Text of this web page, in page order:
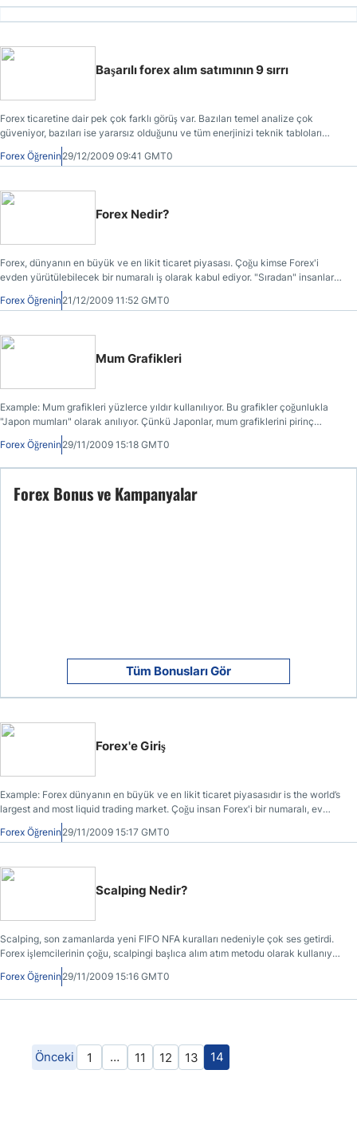
Başarılı forex alım satımının 9 sırrı
Forex ticaretine dair pek çok farklı görüş var. Bazıları temel analize çok
güveniyor, bazıları ise yararsız olduğunu ve tüm enerjinizi teknik tabloları
okumaya odaklamanız gerektiğini söylüyor. Bazı uzmanlar, forex piyasasında
size sunulan kaldıraçtan yararlanmanız gerektiğini, diğerleri ise kaldıraç ne
söylüyor. Aşağıda forex işlemcileri için evrensel geçerliliği olan birkaç tavsiye
bulabilirsiniz. Bu tavsiyelerin hepsi bir araya getirildiğinde tek bir can alıcı
prensip ortaya çıkıyor: Tarafsızlık.
Forex Öğrenin29/12/2009 09:41 GMT0
Forex Nedir?
Forex, dünyanın en büyük ve en likit ticaret piyasası. Çoğu kimse Forex'i
evden yürütülebilecek bir numaralı iş olarak kabul ediyor. "Sıradan" insanlar
bile 1998 yılından beri Forex piyasasında yer alma şansına sahip (aynı
bankaların ve büyük şirketlerin yaptığı gibi). Forex artık partilerde, iş
yeni birşey haline geldi.
Forex Öğrenin21/12/2009 11:52 GMT0
Mum Grafikleri
Example: Mum grafikleri yüzlerce yıldır kullanılıyor. Bu grafikler çoğunlukla
"Japon mumları" olarak anılıyor. Çünkü Japonlar, mum grafiklerini pirinç
sözleşmelerinin fiyatını analiz etmek için kullanıyordu.
Forex Öğrenin29/11/2009 15:18 GMT0
Forex Bonus ve Kampanyalar
Tüm Bonusları Gör
Forex'e Giriş
Example: Forex dünyanın en büyük ve en likit ticaret piyasasıdır is the world’s
largest and most liquid trading market. Çoğu insan Forex'i bir numaralı, ev
merkezli iş olarak değerlendiriyor. Hatta "sıradan" insanlar bile 1998'den beri
(bankaların ve büyük şirketlerin yaptığına benzer şekilde) Forex piyasasında
diğer sosyal toplantılarda konuşulan en esaslı, en havalı ve en yeni konu.
Forex Öğrenin29/11/2009 15:17 GMT0
Scalping Nedir?
Scalping, son zamanlarda yeni FIFO NFA kuralları nedeniyle çok ses getirdi.
Forex işlemcilerinin çoğu, scalpingi başlıca alım atım metodu olarak kullanıyor.
Ancak scalping herkes için uygun bir yöntem değil, hatta aslında çok spesifik
bir işlemci tipine uygun.
Forex Öğrenin29/11/2009 15:16 GMT0
Önceki 1 … 11 12 13 14